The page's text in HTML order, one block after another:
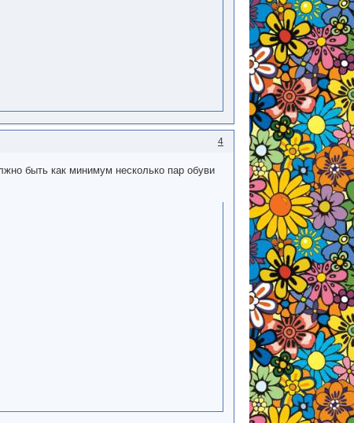
4
быть как минимум несколько пар обуви